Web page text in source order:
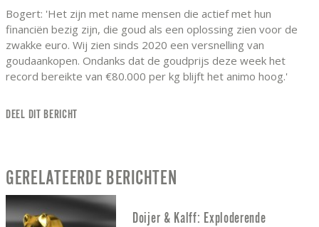
Bogert: 'Het zijn met name mensen die actief met hun
financiën bezig zijn, die goud als een oplossing zien voor de
zwakke euro. Wij zien sinds 2020 een versnelling van
goudaankopen. Ondanks dat de goudprijs deze week het
record bereikte van €80.000 per kg blijft het animo hoog.'
DEEL DIT BERICHT
GERELATEERDE BERICHTEN
Doijer & Kalff: Exploderende